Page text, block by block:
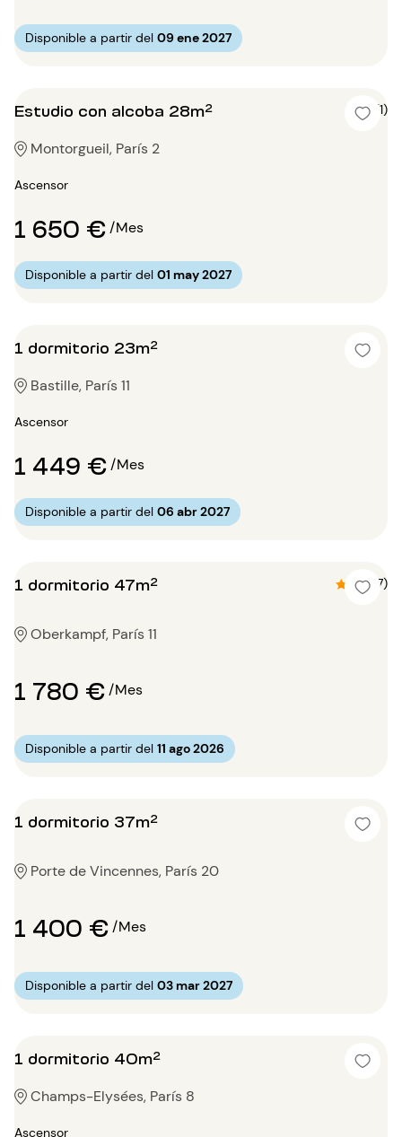
Disponible a partir del 09 ene 2027
Estudio con alcoba 28m² 4 (1)
Montorgueil, París 2
Ascensor
1 650 €/Mes
Disponible a partir del 01 may 2027
1 dormitorio 23m²
Bastille, París 11
Ascensor
1 449 €/Mes
Disponible a partir del 06 abr 2027
1 dormitorio 47m² 4.4 (7)
Oberkampf, París 11
1 780 €/Mes
Disponible a partir del 11 ago 2026
1 dormitorio 37m²
Porte de Vincennes, París 20
1 400 €/Mes
Disponible a partir del 03 mar 2027
1 dormitorio 40m²
Champs-Elysées, París 8
Ascensor